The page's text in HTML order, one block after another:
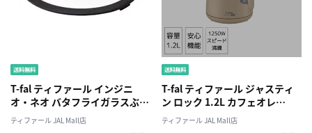
T-fal ティファール インジニ
オ・ネオ バタフライガラスぶた
28cm L99367
ティファール JAL Mall店
T-fal ティファール ジャスティ
ン ロック 1.2L カフェオレ
KO5902JP
ティファール JAL Mall店